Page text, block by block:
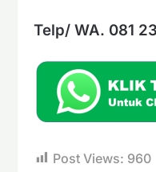
Telp/ WA. 081
Post Views: 960